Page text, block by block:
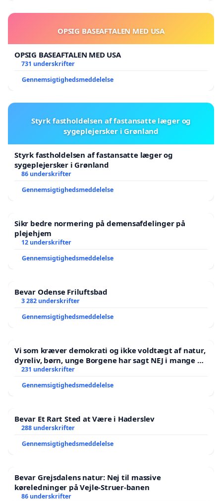
OPSIG BASEAFTALEN MED USA
OPSIG BASEAFTALEN MED USA
731 underskrifter
Gennemsigtighedsmeddelelse
Styrk fastholdelsen af fastansatte læger og
sygeplejersker i Grønland
Styrk fastholdelsen af fastansatte læger og
sygeplejersker i Grønland
86 underskrifter
Gennemsigtighedsmeddelelse
Sikr bedre normering på demensafdelinger på
plejehjem
12 underskrifter
Gennemsigtighedsmeddelelse
Bevar Odense Friluftsbad
3 282 underskrifter
Gennemsigtighedsmeddelelse
Vi som kræver demokrati og ikke voldtægt af natur,
dyreliv, børn, unge Borgene har sagt NEJ i mange år.
Der er
231 underskrifter
Gennemsigtighedsmeddelelse
Bevar Et Rart Sted at Være i Haderslev
288 underskrifter
Gennemsigtighedsmeddelelse
Bevar Grejsdalens natur: Nej til massive
køreledninger på Vejle-Struer-banen
86 underskrifter